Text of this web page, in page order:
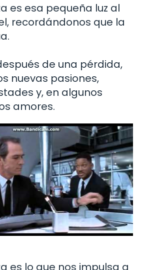
es esa pequeña luz al
recordándonos que la
de una pérdida,
nuevas pasiones,
y, en algunos
amores.
es lo que nos impulsa a